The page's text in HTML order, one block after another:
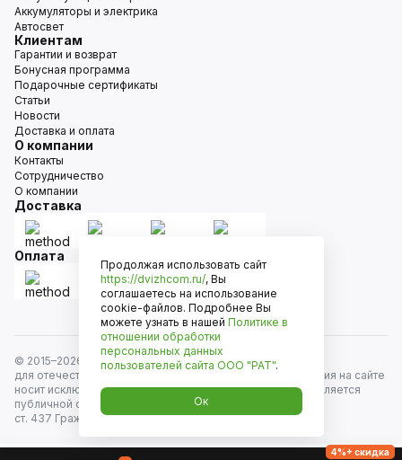
Аккумуляторы и электрика
Автосвет
Клиентам
Гарантии и возврат
Бонусная программа
Подарочные сертификаты
Статьи
Новости
Доставка и оплата
О компании
Контакты
Сотрудничество
О компании
Доставка
Оплата
© 2015–2026
Движком — сеть магазинов автозапчастей
для отечественных автомобилей и иномарок. Информация на сайте
носит исключительно информационный характер и не является
публичной офертой, определяемой положениями
ст. 437 Гражданского кодекса РФ. Все права защищены.
4%+ скидка
Продолжая использовать сайт
https://dvizhcom.ru/, Вы
соглашаетесь на использование
cookie-файлов. Подробнее Вы
можете узнать в нашей Политике в
отношении обработки
персональных данных
пользователей сайта ООО "РАТ".
Ок